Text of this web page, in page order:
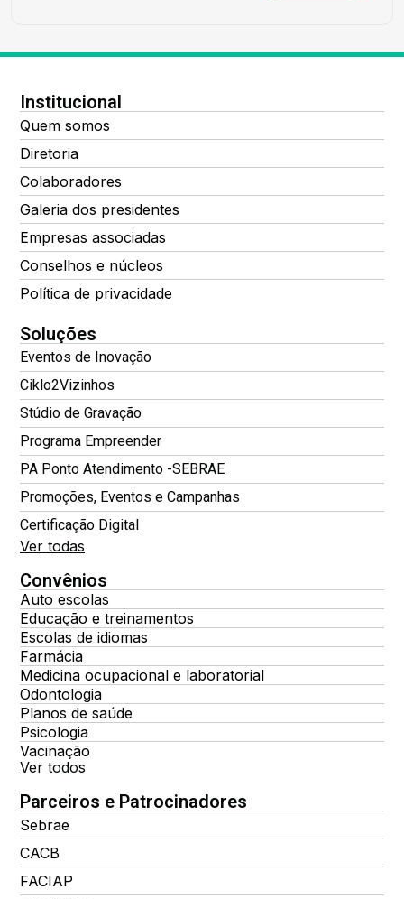
Institucional
Quem somos
Diretoria
Colaboradores
Galeria dos presidentes
Empresas associadas
Conselhos e núcleos
Política de privacidade
Soluções
Eventos de Inovação
Ciklo2Vizinhos
Stúdio de Gravação
Programa Empreender
PA Ponto Atendimento -SEBRAE
Promoções, Eventos e Campanhas
Certificação Digital
Ver todas
Convênios
Auto escolas
Educação e treinamentos
Escolas de idiomas
Farmácia
Medicina ocupacional e laboratorial
Odontologia
Planos de saúde
Psicologia
Vacinação
Ver todos
Parceiros e Patrocinadores
Sebrae
CACB
FACIAP